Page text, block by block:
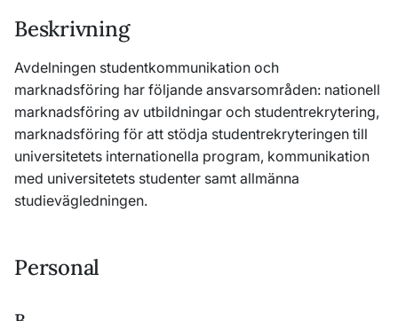
Beskrivning
Avdelningen studentkommunikation och
marknadsföring har följande ansvarsområden: nationell
marknadsföring av utbildningar och studentrekrytering,
marknadsföring för att stödja studentrekryteringen till
universitetets internationella program, kommunikation
med universitetets studenter samt allmänna
studievägledningen.
Personal